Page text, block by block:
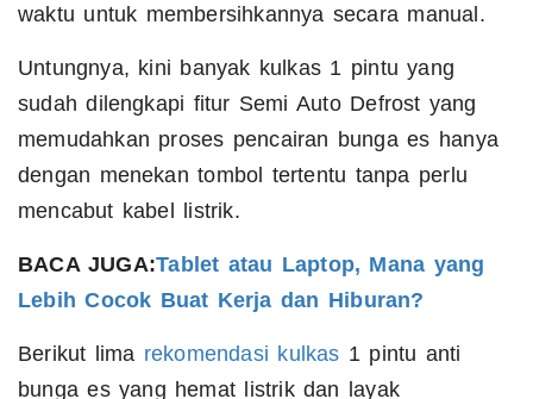
waktu untuk membersihkannya secara manual.
Untungnya, kini banyak kulkas 1 pintu yang
sudah dilengkapi fitur Semi Auto Defrost yang
memudahkan proses pencairan bunga es hanya
dengan menekan tombol tertentu tanpa perlu
mencabut kabel listrik.
BACA JUGA:Tablet atau Laptop, Mana yang
Lebih Cocok Buat Kerja dan Hiburan?
Berikut lima rekomendasi kulkas 1 pintu anti
bunga es yang hemat listrik dan layak